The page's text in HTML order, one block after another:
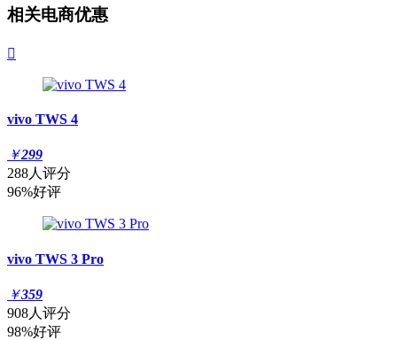
相关电商优惠

vivo TWS 4
￥299
288人评分
96%好评
vivo TWS 3 Pro
￥359
908人评分
98%好评